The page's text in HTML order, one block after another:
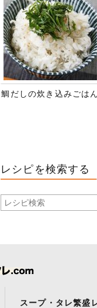
鯛だしの炊き込みごはん
レシピを検索する
スープ・タレ繁盛